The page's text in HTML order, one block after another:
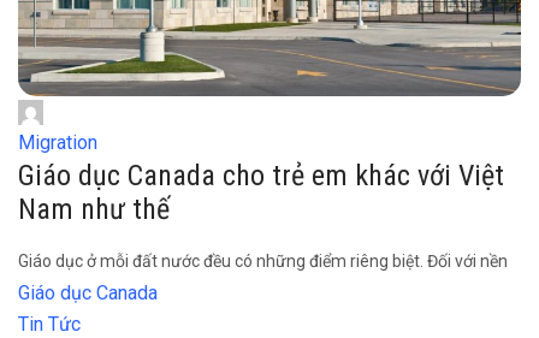
Migration
Giáo dục Canada cho trẻ em khác với Việt
Nam như thế
Giáo dục ở mỗi đất nước đều có những điểm riêng biệt. Đối với nền
Giáo dục Canada
Tin Tức